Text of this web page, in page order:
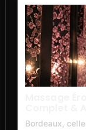
Bordeaux,